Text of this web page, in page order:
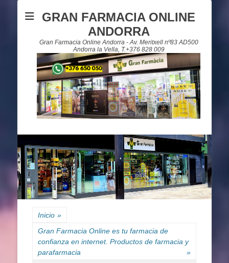
GRAN FARMACIA ONLINE
ANDORRA
Gran Farmacia Online Andorra - Av. Meritxell nº83 AD500
Andorra la Vella, T.+376 828 009
Inicio »
Gran Farmacia Online es tu farmacia de
confianza en internet. Productos de farmacia y
parafarmacia
»